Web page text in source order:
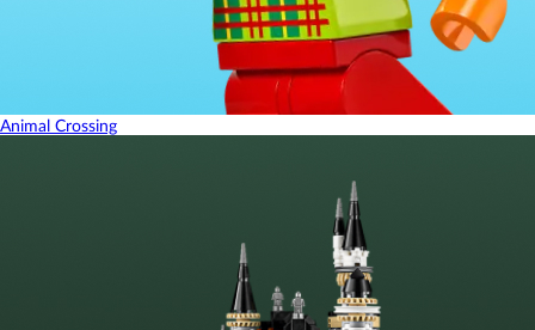
Animal Crossing